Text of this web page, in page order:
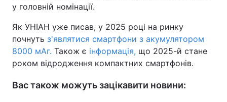
у головній номінації.
Як УНІАН уже писав, у 2025 році на ринку
почнуть з'являтися смартфони з акумулятором
8000 мАг. Також є інформація, що 2025-й стане
роком відродження компактних смартфонів.
Вас також можуть зацікавити новини: